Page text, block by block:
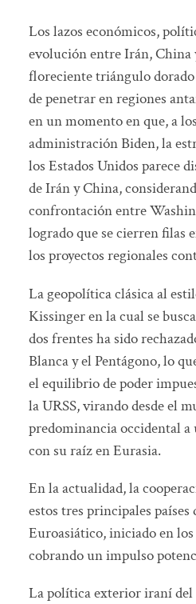
Los lazos económicos,
evolución entre Irán, China
floreciente triángulo
de penetrar en regiones
en un momento en que, a
administración Biden, la
los Estados Unidos parece
de Irán y China,
confrontación entre
logrado que se cierren filas
los proyectos regionales
La geopolítica clásica al
Kissinger en la cual se
dos frentes ha sido
Blanca y el Pentágono, lo
el equilibrio de poder
la URSS, virando desde el
predominancia occidental
con su raíz en Eurasia.
En la actualidad, la
estos tres principales
Euroasiático, iniciado en
cobrando un impulso
La política exterior iraní